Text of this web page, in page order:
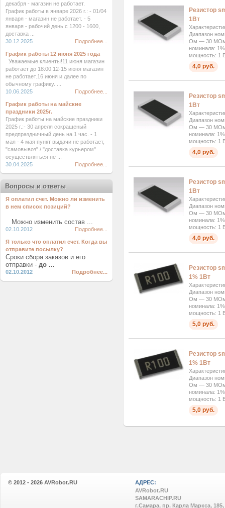
Резистор
1Вт
Диапазон
Ом — 30 МОм
номинала:
мощность: 1
4,0 руб.
Резистор
1Вт
Диапазон
Ом — 30 МОм
номинала:
мощность: 1
4,0 руб.
Резистор
1Вт
Диапазон
Ом — 30 МОм
номинала:
мощность: 1
4,0 руб.
Резистор
1% 1Вт
Диапазон
Ом — 30 МОм
номинала:
мощность: 1
5,0 руб.
Резистор
1% 1Вт
Диапазон
Ом — 30 МОм
номинала:
мощность: 1
5,0 руб.
декабря - магазин не работает.
График работы в январе 2026 г.: - 01/04
января - магазин не работает. - 5
января - рабочий день с 1200 - 1600,
доставка ...
30.12.2025
Подробнее...
График работы 12 июня 2025 года
Уважаемые клиенты!11 июня магазин
работает до 18:00.12-15 июня магазин
не работает.16 июня и далее по
обычному графику. ...
10.06.2025
Подробнее...
График работы на майские
праздники 2025г.
График работы на майские праздники
2025 г.:- 30 апреля сокращеный
предпраздничный день на 1 час. - 1
мая - 4 мая пункт выдачи не работает,
"самовывоз" / "доставка курьером"
осуществляться не ...
30.04.2025
Подробнее...
Вопросы и ответы
Я оплатил счет. Можно ли изменить
в нем список позиций?
Можно изменить состав ...
02.10.2012 Подробнее...
Я только что оплатил счет. Когда вы
отправите посылку?
Сроки сбора заказов и его
отправки - до ...
02.10.2012 Подробнее...
© 2012 - 2026 AVRobot.RU
АДРЕС:
AVRobot.RU
SAMARACHIP.RU
г.Самара, пр. Карла Маркса, 185,